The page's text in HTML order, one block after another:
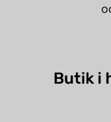
Butik i